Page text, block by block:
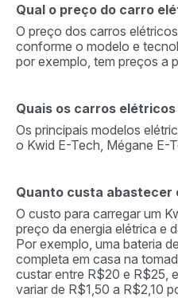
Qual o preço do carro
O preço dos carros
conforme o modelo e
por exemplo, tem preços a
Quais os carros elétricos
Os principais modelos
o Kwid E-Tech, Mégane E-
Quanto custa abastecer
O custo para carregar um
preço da energia elétrica e
Por exemplo, uma bateria
completa em casa na
custar entre R$20 e R$25,
variar de R$1,50 a R$2,10